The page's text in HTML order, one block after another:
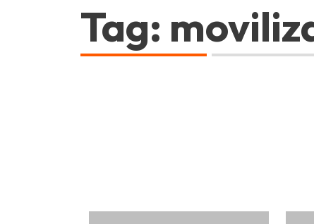
Tag: